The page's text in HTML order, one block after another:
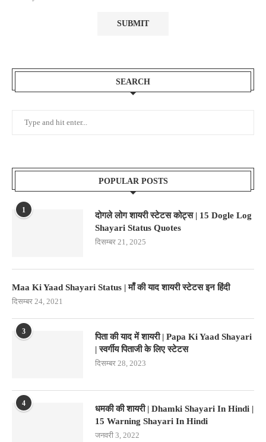
SEARCH
POPULAR POSTS
1
दोगले लोग शायरी स्टेटस कोट्स | 15 Dogle Log
Shayari Status Quotes
दिसम्बर 21, 2025
Maa Ki Yaad Shayari Status | माँ की याद शायरी स्टेटस इन हिंदी
दिसम्बर 24, 2021
3
पिता की याद में शायरी | Papa Ki Yaad Shayari
| स्वर्गीय पिताजी के लिए स्टेटस
दिसम्बर 28, 2023
4
धमकी की शायरी | Dhamki Shayari In Hindi |
15 Warning Shayari In Hindi
जनवरी 3, 2022